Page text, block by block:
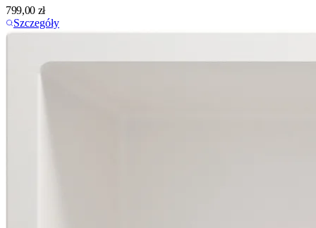
799,00 zł
Szczegóły